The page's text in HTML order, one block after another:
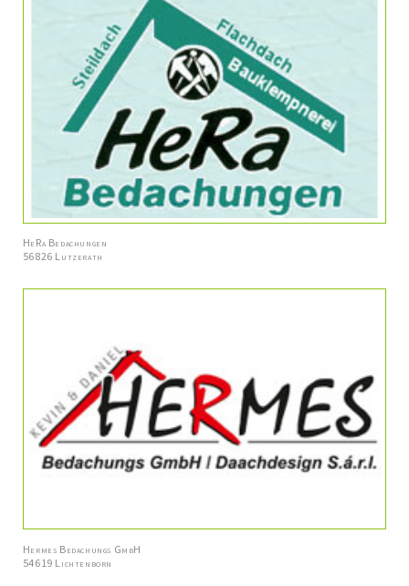
HeRa Bedachungen
56826 Lutzerath
Hermes Bedachungs GmbH
54619 Lichtenborn